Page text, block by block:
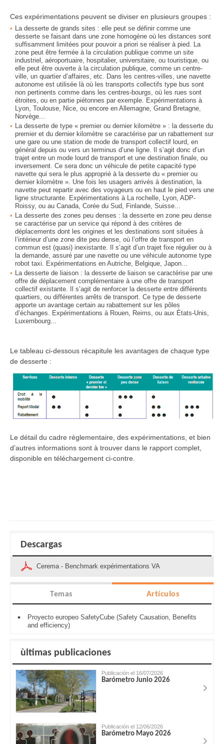
Ces expérimentations peuvent se diviser en plusieurs groupes :
La desserte de grands sites : elle peut se définir comme une
desserte se faisant dans une zone homogène où les distances sont
suffisamment limitées pour pouvoir a priori se réaliser à pied. La
zone peut être fermée à la circulation publique comme un site
industriel, aéroportuaire, hospitalier, universitaire, ou touristique, ou
elle peut être ouverte à la circulation publique, comme un centre-
ville, un quartier d’affaires, etc. Dans les centres-villes, une navette
autonome est utilisée là où les transports collectifs type bus sont
non pertinents comme dans les centres-bourgs, où les rues sont
étroites, ou en partie piétonnes par exemple. Expérimentations à
Lyon, Toulouse, Nice, ou encore en Allemagne, Grand Bretagne,
Norvège...
La desserte de type « premier ou dernier kilomètre » : la desserte du
premier et du dernier kilomètre se caractérise par un rabattement sur
une gare ou une station de mode de transport collectif lourd, en
général depuis ou vers un terminus d’une ligne. Il s’agit donc d’un
trajet entre un mode lourd de transport et une destination finale, ou
inversement. Ce sera donc un véhicule de petite capacité type
navette qui sera le plus approprié à la desserte du « premier ou
dernier kilomètre ». Une fois les usagers arrivés à destination, la
navette peut repartir avec des voyageurs ou en haut le pied vers une
ligne structurante. Expérimentations à La rochelle, Lyon, ADP-
Roissy, ou au Canada, Corée du Sud, Finlande, Suisse...
La desserte des zones peu denses : la desserte en zone peu dense
se caractérise par un service qui répond à des critères de
déplacements dont les origines et les destinations sont situées à
l’intérieur d’une zone dite peu dense, où l’offre de transport en
commun est (quasi) inexistante. Il s’agit d’un trajet fixe régulier ou à
la demande, assuré par une navette ou une véhicule autonome type
robot taxi. Expérimentations en Autriche, Belgique, Japon...
La desserte de liaison : la desserte de liaison se caractérise par une
offre de déplacement complémentaire à une offre de transport
collectif existante. Il s’agit de renforcer la desserte entre différents
quartiers, ou différentes arrêts de transport. Ce type de desserte
apporte un avantage certain au rabattement sur les pôles
d’échanges. Expérimentations à Rouen, Reims, ou aux États-Unis,
Luxembourg...
Le tableau ci-dessous récapitule les avantages de chaque type
de desserte :
Le détail du cadre réglementaire, des expérimentations, et bien
d’autres informations sont à trouver dans le rapport complet,
disponible en téléchargement ci-contre.
Descargas
Cerema - Benchmark expérimentations VA
Temas Artículos
Proyecto europeo SafetyCube (Safety Causation, Benefits
and efficiency)
ùltimas publicaciones
Publicación el 16/07/2026
Barómetro Junio 2026
Publicación el 12/06/2026
Barómetro Mayo 2026